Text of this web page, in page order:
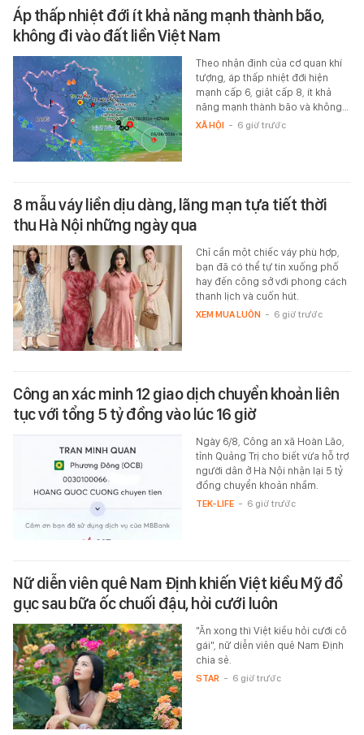
Áp thấp nhiệt đới ít khả năng mạnh thành bão,
không đi vào đất liền Việt Nam
Theo nhận định của cơ quan khí
tượng, áp thấp nhiệt đới hiện
mạnh cấp 6, giật cấp 8, ít khả
năng mạnh thành bão và không…
XÃ HỘI - 6 giờ trước
8 mẫu váy liền dịu dàng, lãng mạn tựa tiết thời
thu Hà Nội những ngày qua
Chỉ cần một chiếc váy phù hợp,
bạn đã có thể tự tin xuống phố
hay đến công sở với phong cách
thanh lịch và cuốn hút.
XEM MUA LUÔN - 6 giờ trước
Công an xác minh 12 giao dịch chuyển khoản liên
tục với tổng 5 tỷ đồng vào lúc 16 giờ
Ngày 6/8, Công an xã Hoàn Lão,
tỉnh Quảng Trị cho biết vừa hỗ trợ
người dân ở Hà Nội nhận lại 5 tỷ
đồng chuyển khoản nhầm.
TEK-LIFE - 6 giờ trước
Nữ diễn viên quê Nam Định khiến Việt kiều Mỹ đổ
gục sau bữa ốc chuối đậu, hỏi cưới luôn
"Ăn xong thì Việt kiều hỏi cưới cô
gái", nữ diễn viên quê Nam Định
chia sẻ.
STAR - 6 giờ trước